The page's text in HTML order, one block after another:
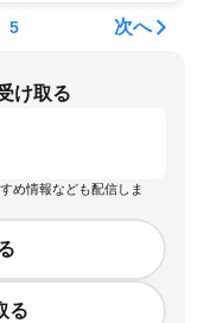
5 次へ
け取る
め情報なども配信しま
る